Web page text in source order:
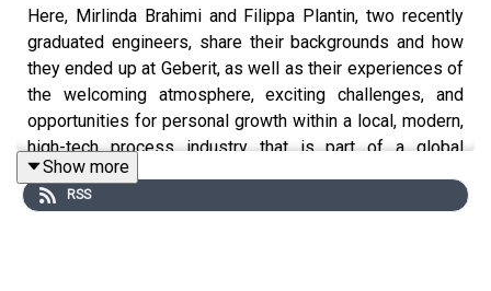
Here, Mirlinda Brahimi and Filippa Plantin, two recently
graduated engineers, share their backgrounds and how
they ended up at Geberit, as well as their experiences of
the welcoming atmosphere, exciting challenges, and
opportunities for personal growth within a local, modern,
high-tech process industry that is part of a global
company. Interested in learning more or working with us?
You’ll find more information at
Show more
RSS